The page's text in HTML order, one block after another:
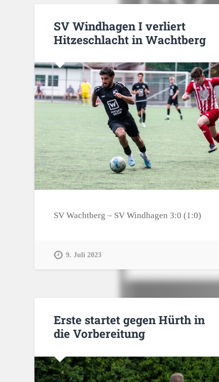
SV Windhagen I verliert
Hitzeschlacht in Wachtberg
SV Wachtberg – SV Windhagen 3:0 (1:0)
9. Juli 2023
Erste startet gegen Hürth in
die Vorbereitung